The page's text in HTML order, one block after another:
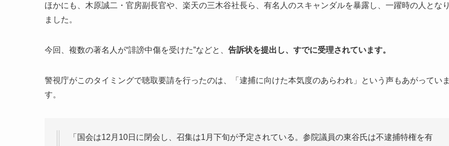
ほかにも、木原誠二・官房副長官や、楽天の三木谷社長ら、有名人のスキャンダルを暴露し、一躍時の人となり
ました。
今回、複数の著名人が“誹謗中傷を受けた”などと、 告訴状を提出し、すでに受理されています。
警視庁がこのタイミングで聴取要請を行ったのは、「逮捕に向けた本気度のあらわれ」という声もあがっていま
す。
「国会は12月10日に閉会し、召集は1月下旬が予定されている。参院議員の東谷氏は不逮捕特権を有